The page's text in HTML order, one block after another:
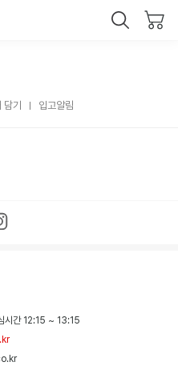
담기 입고알림
시간 12:15 ~ 13:15